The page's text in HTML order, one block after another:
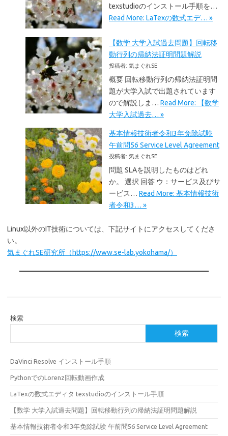
texstudioのインストール手順を…
Read More: LaTexの数式エデ… »
【数学 大学入試過去問題】回転移
動行列の帰納法証明問題解説
投稿者: 気まぐれSE
概要 回転移動行列の帰納法証明問
題が大学入試で出題されています
ので解説しま… Read More: 【数学
大学入試過去… »
基本情報技術者令和3年免除試験
午前問56 Service Level Agreement
投稿者: 気まぐれSE
問題 SLAを説明したものはどれ
か。 選択 回答 ウ：サービス及びサ
ービス… Read More: 基本情報技術
者令和3… »
Linux以外のIT技術については、下記サイトにアクセスしてくださ
い。
気まぐれSE研究所（https://www.se-lab.yokohama/）
検索
検索
DaVinci Resolve インストール手順
PythonでのLorenz回転動画作成
LaTexの数式エディタ texstudioのインストール手順
【数学 大学入試過去問題】回転移動行列の帰納法証明問題解説
基本情報技術者令和3年免除試験 午前問56 Service Level Agreement